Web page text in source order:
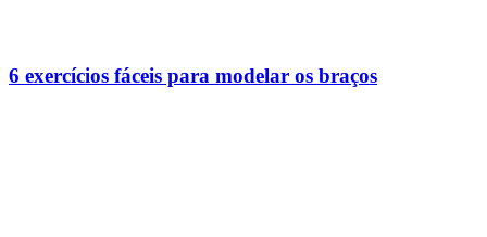
6 exercícios fáceis para modelar os braços